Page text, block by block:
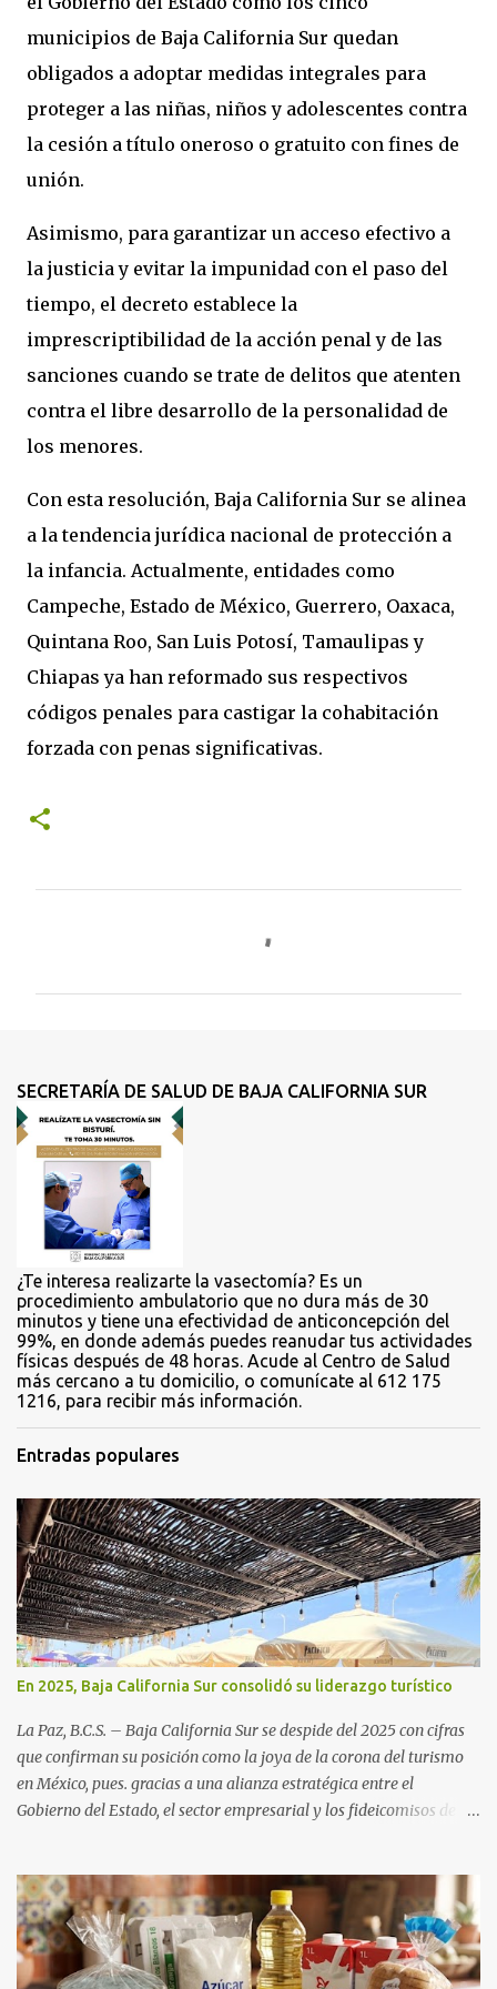
municipios de Baja California Sur quedan
obligados a adoptar medidas integrales para
proteger a las niñas, niños y adolescentes contra
la cesión a título oneroso o gratuito con fines de
unión.
Asimismo, para garantizar un acceso efectivo a
la justicia y evitar la impunidad con el paso del
tiempo, el decreto establece la
imprescriptibilidad de la acción penal y de las
sanciones cuando se trate de delitos que atenten
contra el libre desarrollo de la personalidad de
los menores.
Con esta resolución, Baja California Sur se alinea
a la tendencia jurídica nacional de protección a
la infancia. Actualmente, entidades como
Campeche, Estado de México, Guerrero, Oaxaca,
Quintana Roo, San Luis Potosí, Tamaulipas y
Chiapas ya han reformado sus respectivos
códigos penales para castigar la cohabitación
forzada con penas significativas.
t
r
o
SECRETARÍA DE SALUD DE BAJA CALIFORNIA SUR
¿Te interesa realizarte la vasectomía? Es un
procedimiento ambulatorio que no dura más de 30
minutos y tiene una efectividad de anticoncepción del
99%, en donde además puedes reanudar tus actividades
físicas después de 48 horas. Acude al Centro de Salud
más cercano a tu domicilio, o comunícate al 612 175
1216, para recibir más información.
Entradas populares
En 2025, Baja California Sur consolidó su liderazgo turístico
La Paz, B.C.S. – Baja California Sur se despide del 2025 con cifras
que confirman su posición como la joya de la corona del turismo
en México, pues. gracias a una alianza estratégica entre el
Gobierno del Estado, el sector empresarial y los fideicomisos de
una derrama económica sin precedentes. Las proyecciones para
este periodo vacacional son optimistas, con un promedio estatal
que supera el 70% . Sin embargo, la sorpresa del año la ha dado el
norte del estado. Comondú encabeza las expectativas con un